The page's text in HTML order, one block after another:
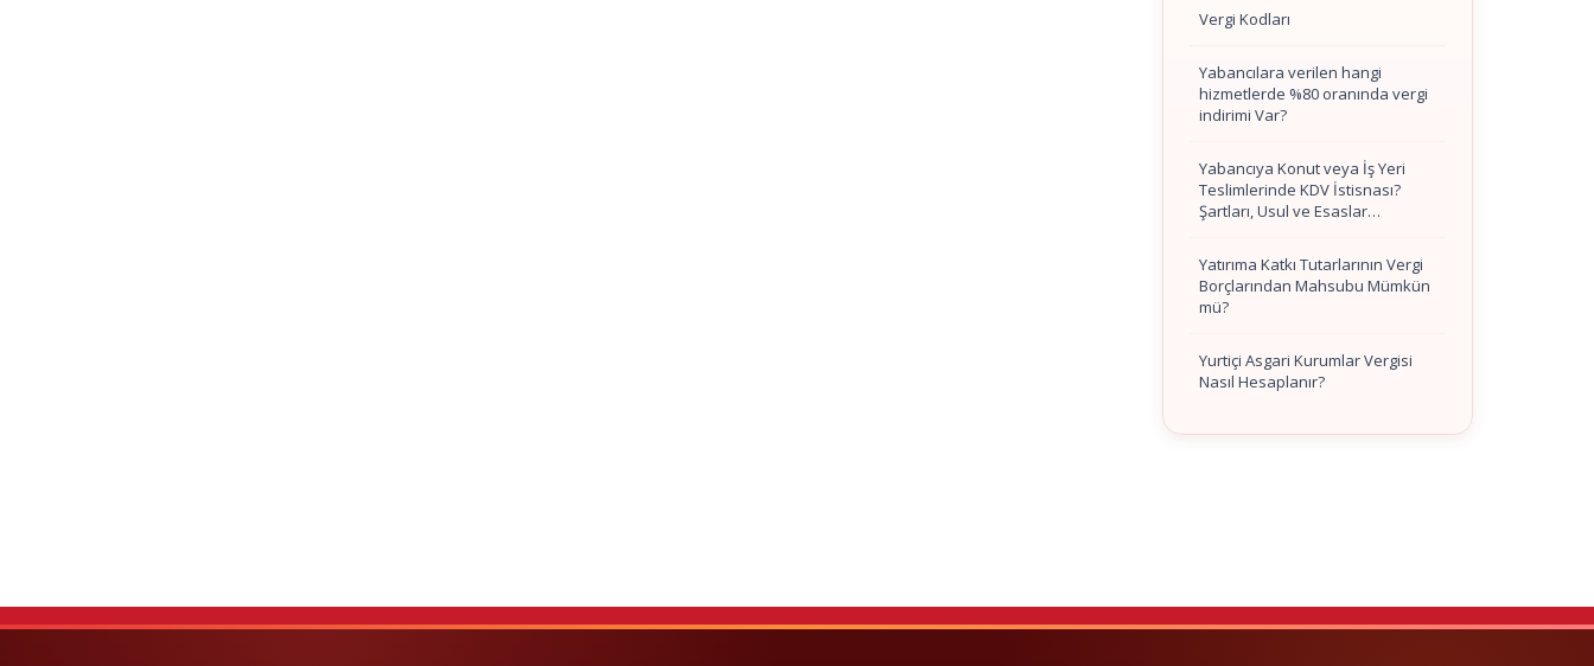
Vergi Kodları
Yabancılara verilen hangi
hizmetlerde %80 oranında vergi
indirimi Var?
Yabancıya Konut veya İş Yeri
Teslimlerinde KDV İstisnası?
Şartları, Usul ve Esaslar…
Yatırıma Katkı Tutarlarının Vergi
Borçlarından Mahsubu Mümkün
mü?
Yurtiçi Asgari Kurumlar Vergisi
Nasıl Hesaplanır?